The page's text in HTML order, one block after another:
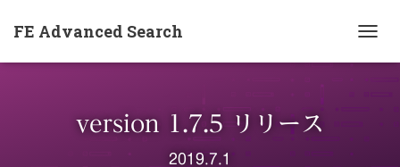
FE Advanced Search
ビ
version 1.7.5 リリース
2019.7.1